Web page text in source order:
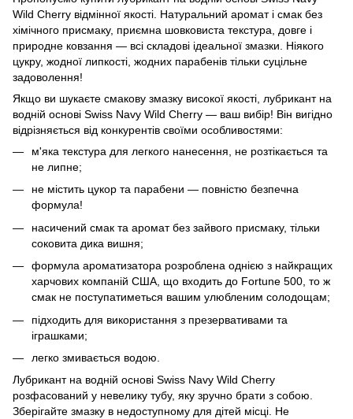
Wild Cherry відмінної якості. Натуральний аромат і смак без
хімічного присмаку, приємна шовковиста текстура, довге і
природне ковзання — всі складові ідеальної змазки. Ніякого
цукру, жодної липкості, жодних парабенів тільки суцільне
задоволення!
Якщо ви шукаєте смакову змазку високої якості, лубрикант на
водній основі Swiss Navy Wild Cherry — ваш вибір! Він вигідно
відрізняється від конкурентів своїми особливостями:
м'яка текстура для легкого нанесення, не розтікається та
не липне;
не містить цукор та парабени — повністю безпечна
формула!
насичений смак та аромат без зайвого присмаку, тільки
соковита дика вишня;
формула ароматизатора розроблена однією з найкращих
харчових компаній США, що входить до Fortune 500, то ж
смак не поступатиметься вашим улюбленим солодощам;
підходить для використання з презервативами та
іграшками;
легко змивається водою.
Лубрикант на водній основі Swiss Navy Wild Cherry
розфасований у невелику тубу, яку зручно брати з собою.
Зберігайте змазку в недоступному для дітей місці. Не